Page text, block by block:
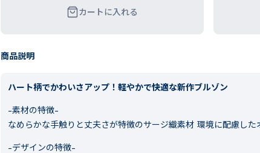
カートに入れる
商品説明
ハート柄でかわいさアップ！軽やかで快適な新作ブルゾン
-素材の特徴-
なめらかな手触りと丈夫さが特徴のサージ織素材 環境に配慮した
-デザインの特徴-